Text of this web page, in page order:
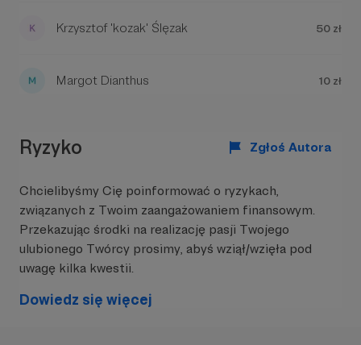
Do usłyszenia!
Krzysztof 'kozak' Ślęzak 50 zł
Margot Dianthus 10 zł
Ryzyko Zgłoś Autora
Chcielibyśmy Cię poinformować o ryzykach,
związanych z Twoim zaangażowaniem finansowym.
Przekazując środki na realizację pasji Twojego
ulubionego Twórcy prosimy, abyś wziął/wzięła pod
uwagę kilka kwestii.
Dowiedz się więcej